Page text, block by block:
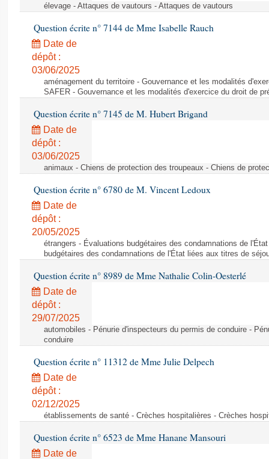
Dossiers législatifs
Budget et sécurité sociale
Questions écrites et orales
Comptes rendus des débats
élevage - Attaques de vautours - Attaques de vautours
Question écrite n° 7144 de Mme Isabelle Rauch
Date de
dépôt :
03/06/2025
aménagement du territoire - Gouvernance et les modalités
SAFER - Gouvernance et les modalités d'exercice du droit de
Question écrite n° 7145 de M. Hubert Brigand
Date de
dépôt :
03/06/2025
animaux - Chiens de protection des troupeaux - Chiens de
Question écrite n° 6780 de M. Vincent Ledoux
Date de
dépôt :
20/05/2025
étrangers - Évaluations budgétaires des condamnations de
budgétaires des condamnations de l'État liées aux titres de
Question écrite n° 8989 de Mme Nathalie Colin-Oesterlé
Date de
dépôt :
29/07/2025
automobiles - Pénurie d'inspecteurs du permis de conduire -
conduire
Question écrite n° 11312 de Mme Julie Delpech
Date de
dépôt :
02/12/2025
établissements de santé - Crèches hospitalières - Crèches
Question écrite n° 6523 de Mme Hanane Mansouri
Date de